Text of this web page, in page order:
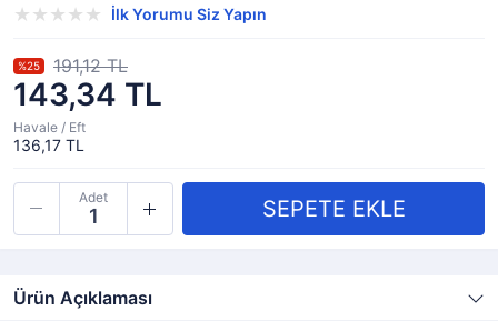
İlk Yorumu Siz Yapın
143,34 TL
%25 191,12 TL
Havale / Eft
136,17 TL
Adet
Ürün Açıklaması